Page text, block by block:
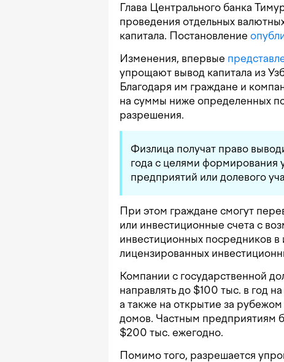
Глава Центрального банка
проведения отдельных
капитала. Постановление
Изменения, впервые
упрощают вывод капитала из
Благодаря им граждане и
на суммы ниже определенных
разрешения.
Физлица получат право
года с целями формирования
предприятий или долевого
При этом граждане смогут
или инвестиционные счета с
инвестиционных посредников в
лицензированных
Компании с государственной
направлять до $100 тыс. в год
а также на открытие за
домов. Частным предприятиям
$200 тыс. ежегодно.
Помимо того, разрешается